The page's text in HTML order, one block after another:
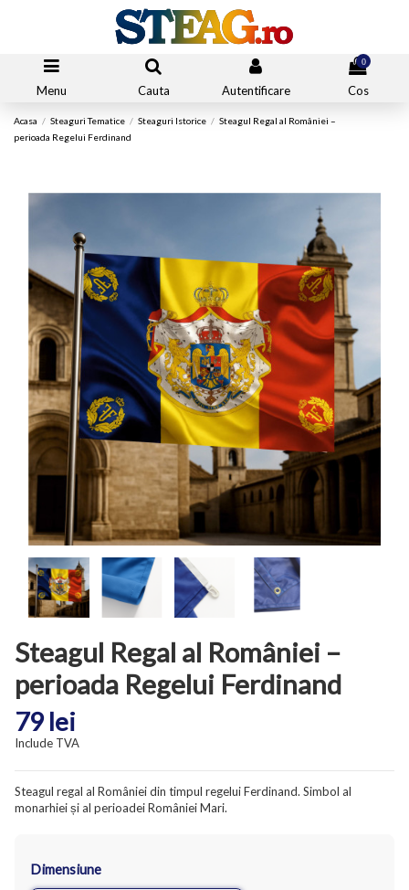
Menu Cauta Autentificare
0
Cos
Acasa Steaguri Tematice Steaguri Istorice
Steagul Regal al României –
perioada Regelui Ferdinand
Steagul Regal al României –
perioada Regelui Ferdinand
79 lei
Include TVA
Steagul regal al României din timpul regelui Ferdinand. Simbol al
monarhiei și al perioadei României Mari.
Dimensiune